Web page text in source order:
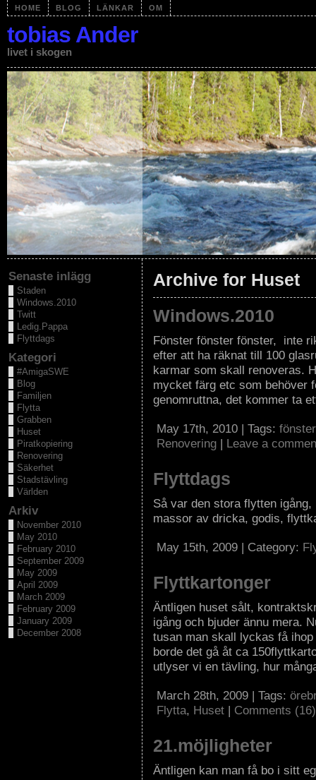
HOME BLOG LÄNKAR OM
tobias Ander
livet i skogen
Archive for Huset
Windows.2010
Fönster fönster fönster, inte
efter att ha räknat till 100
karmar som skall renoveras.
mycket färg etc som behöver
genomruttna, det kommer ta
May 17th, 2010 | Tags: fönster
Renovering | Leave a
Flyttdags
Så var den stora flytten
massor av dricka, godis,
May 15th, 2009 | Category:
Flyttkartonger
Äntligen huset sålt,
igång och bjuder ännu mera.
tusan man skall lyckas få
borde det gå åt ca
utlyser vi en tävling, hur
March 28th, 2009 | Tags:
Flytta, Huset | Comments (16)
21.möjligheter
Äntligen kan man få bo i sitt
Senaste inlägg
Staden
Windows.2010
Twitt
Ledig.Pappa
Flyttdags
Kategori
#AmigaSWE
Blog
Familjen
Flytta
Grabben
Huset
Piratkopiering
Renovering
Säkerhet
Stadstävling
Världen
Arkiv
November 2010
May 2010
February 2010
September 2009
May 2009
April 2009
March 2009
February 2009
January 2009
December 2008